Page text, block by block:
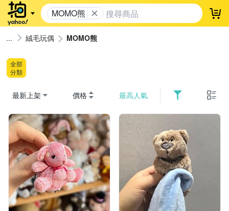
MOMO熊 登
絨毛玩偶 MOMO熊
全部
分類
最新上架 價格 最高人氣